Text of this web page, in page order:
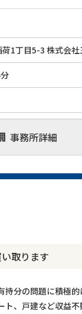
1丁目5-3 株式会
事務所詳細
取ります
分の問題に積極
ト、戸建など収益